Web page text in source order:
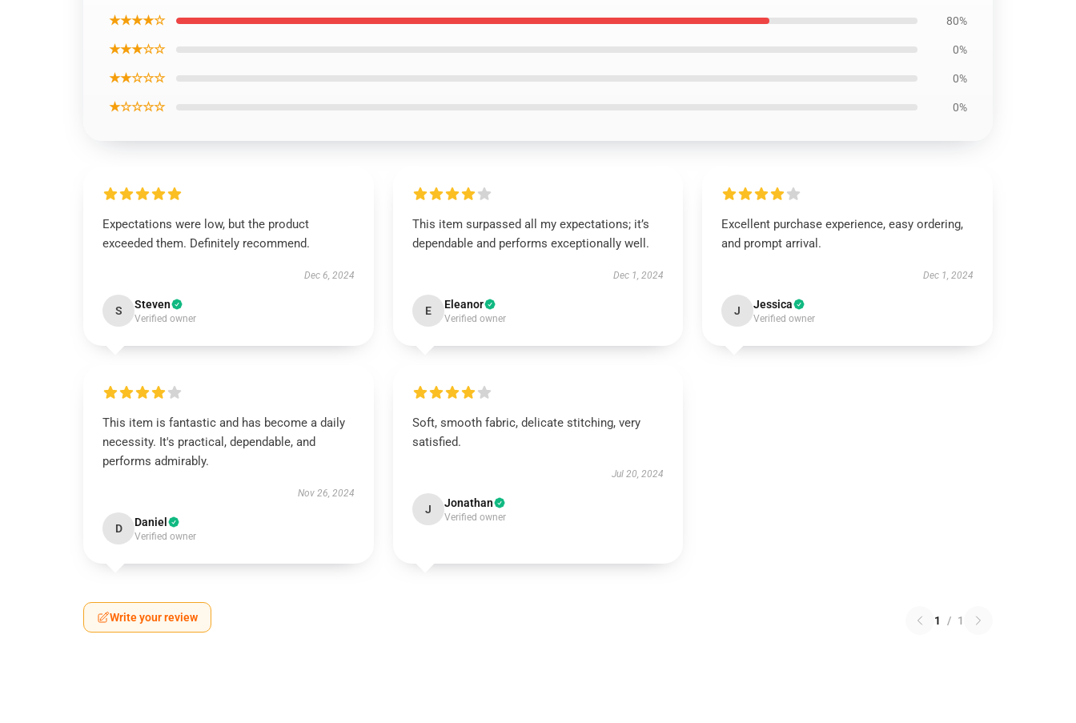
★★★★☆ 80%
★★★☆☆ 0%
★★☆☆☆ 0%
★☆☆☆☆ 0%
Expectations were low, but the product
exceeded them. Definitely recommend.
Dec 6, 2024
S Steven
Verified owner
This item surpassed all my expectations; it’s
dependable and performs exceptionally well.
Dec 1, 2024
E Eleanor
Verified owner
Excellent purchase experience, easy ordering,
and prompt arrival.
Dec 1, 2024
J Jessica
Verified owner
This item is fantastic and has become a daily
necessity. It's practical, dependable, and
performs admirably.
Nov 26, 2024
D Daniel
Verified owner
Soft, smooth fabric, delicate stitching, very
satisfied.
Jul 20, 2024
J Jonathan
Verified owner
Write your review 1 / 1